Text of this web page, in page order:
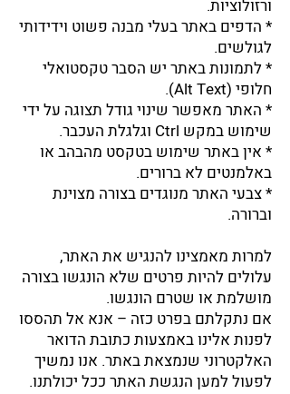
ורזולוציות.
* הדפים באתר בעלי מבנה פשוט וידידותי
לגולשים.
* לתמונות באתר יש הסבר טקסטואלי
חלופי (Alt Text).
* האתר מאפשר שינוי גודל תצוגה על ידי
שימוש במקש Ctrl וגלגלת העכבר.
* אין באתר שימוש בטקסט מהבהב או
באלמנטים לא ברורים.
* צבעי האתר מנוגדים בצורה מצוינת
וברורה.
למרות מאמצינו להנגיש את האתר,
עלולים להיות פרטים שלא הונגשו בצורה
מושלמת או שטרם הונגשו.
אם נתקלתם בפרט כזה – אנא אל תהססו
לפנות אלינו באמצעות כתובת הדואר
האלקטרוני שנמצאת באתר. אנו נמשיך
לפעול למען הנגשת האתר ככל יכולתנו.